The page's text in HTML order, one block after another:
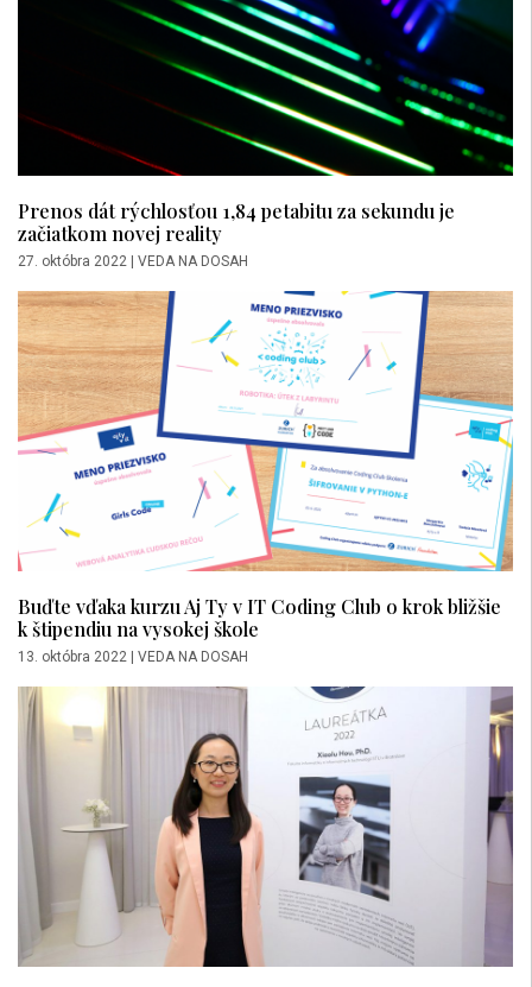
Prenos dát rýchlosťou 1,84 petabitu za sekundu je
začiatkom novej reality
27. októbra 2022 | VEDA NA DOSAH
Buďte vďaka kurzu Aj Ty v IT Coding Club o krok bližšie
k štipendiu na vysokej škole
13. októbra 2022 VEDA NA DOSAH